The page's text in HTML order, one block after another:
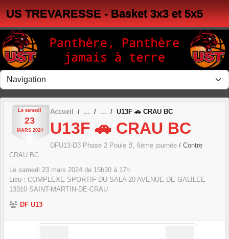
US TREVARESSE - Basket 3x3 et 5x5
Le samedi
23
MARS 2024
Accueil U13F 🚗 CRAU BC
U13F 🚗 CRAU BC
DFU13-D3 Phase 2 Poule B, 6ème journée / Contre
CRAU BC
Le samedi 23 mars 2024 de 15h30 à 17h
Lieu : COMPLEXE SPORTIF DU SALA 20 AVENUE DE GALILEE
13310 SAINT-MARTIN-DE-CRAU
DF U13